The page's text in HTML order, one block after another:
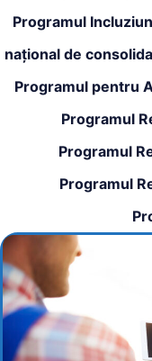
Programul
de
Programul pentru
Programul
Programul
Programul